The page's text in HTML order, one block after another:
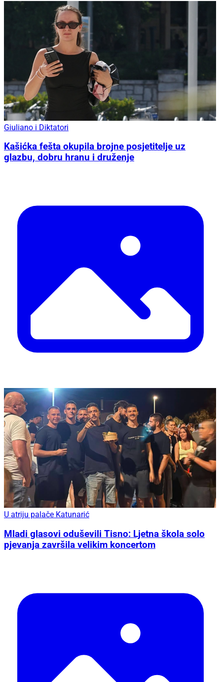
Giuliano i Diktatori
Kašićka fešta okupila brojne posjetitelje uz
glazbu, dobru hranu i druženje
U atriju palače Katunarić
Mladi glasovi oduševili Tisno: Ljetna škola solo
pjevanja završila velikim koncertom